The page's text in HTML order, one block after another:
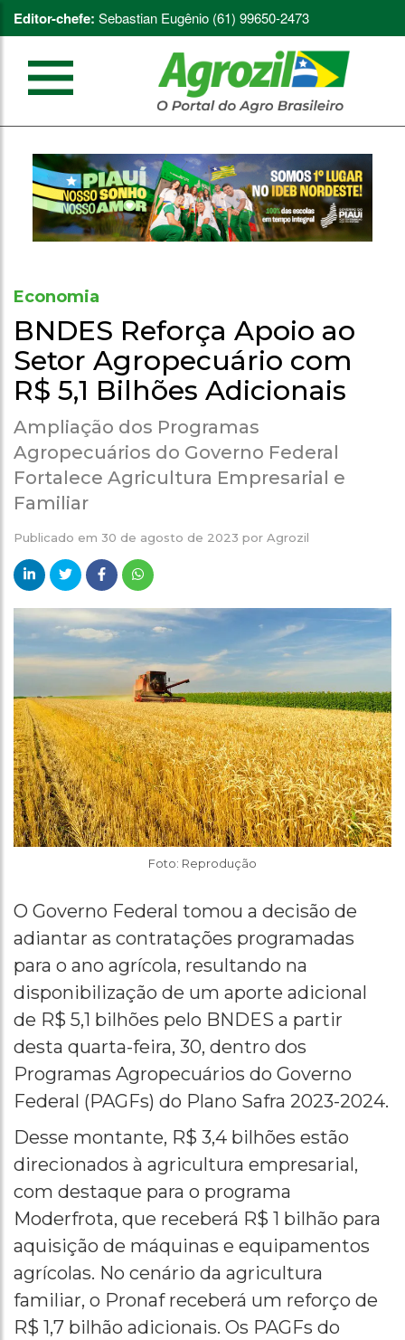
Editor-chefe: Sebastian Eugênio (61) 99650-2473
Economia
BNDES Reforça Apoio ao
Setor Agropecuário com
R$ 5,1 Bilhões Adicionais
Ampliação dos Programas
Agropecuários do Governo Federal
Fortalece Agricultura Empresarial e
Familiar
Publicado em 30 de agosto de 2023 por Agrozil
Foto: Reprodução
O Governo Federal tomou a decisão de
adiantar as contratações programadas
para o ano agrícola, resultando na
disponibilização de um aporte adicional
de R$ 5,1 bilhões pelo BNDES a partir
desta quarta-feira, 30, dentro dos
Programas Agropecuários do Governo
Federal (PAGFs) do Plano Safra 2023-2024.
Desse montante, R$ 3,4 bilhões estão
direcionados à agricultura empresarial,
com destaque para o programa
Moderfrota, que receberá R$ 1 bilhão para
aquisição de máquinas e equipamentos
agrícolas. No cenário da agricultura
familiar, o Pronaf receberá um reforço de
R$ 1,7 bilhão adicionais. Os PAGFs do